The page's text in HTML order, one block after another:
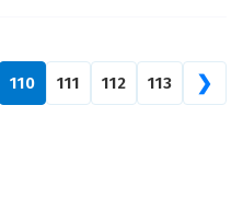
110 111 112 113 ❯